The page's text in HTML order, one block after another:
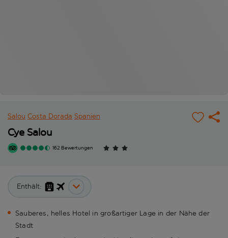
Salou Costa Dorada Spanien
Cye Salou
162 Bewertungen
Enthält:
Sauberes, helles Hotel in großartiger Lage in der Nähe der
Stadt